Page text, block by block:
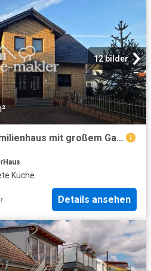
12 bilder
Freistehendes Zweifamilienhaus mit großem Garten
Haus
Küche
Details ansehen